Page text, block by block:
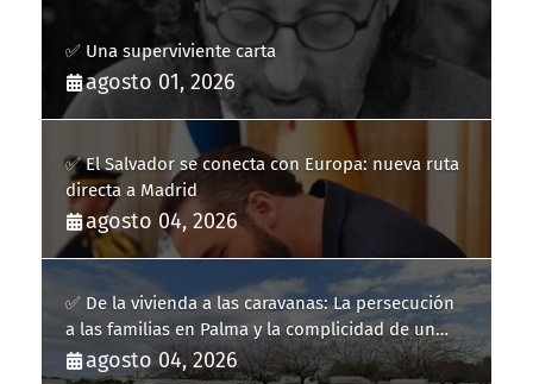
✅ Una superviviente carta
agosto 01, 2026
✅ El Salvador se conecta con Europa: nueva ruta
directa a Madrid
agosto 04, 2026
✅ De la vivienda a las caravanas: La persecución
a las familias en Palma y la complicidad de un
fracaso heredado
agosto 04, 2026